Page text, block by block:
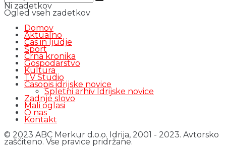
Ni zadetkov
Ogled vseh zadetkov
Domov
Aktualno
Čas in ljudje
Šport
Črna kronika
Gospodarstvo
Kultura
TV Studio
Časopis idrijske novice
Spletni arhiv Idrijske novice
Zadnje slovo
Mali oglasi
O nas
Kontakt
© 2023 ABC Merkur d.o.o. Idrija, 2001 - 2023. Avtorsko
zaščiteno. Vse pravice pridržane.